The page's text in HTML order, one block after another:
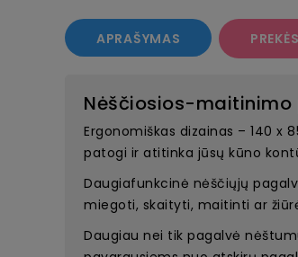
APRAŠYMAS
Nėščiosios-maitinimo
Ergonomiškas dizainas – 140 x
patogi ir atitinka jūsų kūno
Daugiafunkcinė nėščiųjų
miegoti, skaityti, maitinti ar
Daugiau nei tik pagalvė